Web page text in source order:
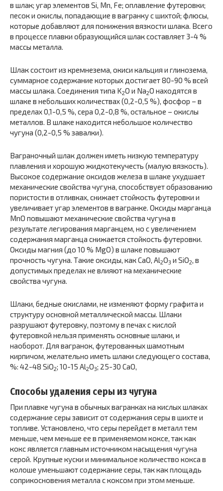
в шлак; угар элементов Si, Mn, Fe; оплавление футеровки;
песок и окислы, попадающие в вагранку с шихтой; флюсы,
которые добавляют для понижения вязкости шлака. Всего
в процессе плавки образующийся шлак составляет 3-4 %
массы металла.
Шлак состоит из кремнезема, окиси кальция и глинозема,
суммарное содержание которых достигает 80-90 % всей
массы шлака. Соединения типа K2O и Na2O находятся в
шлаке в небольших количествах (0,2-0,5 %), фосфор – в
пределах 0,1-0,5 %, сера 0,2-0,8 %, остальное – окислы
металлов. В шлаке находится небольшое количество
чугуна (0,2-0,5 % завалки).
Ваграночный шлак должен иметь низкую температуру
плавления и хорошую жидкотекучесть (малую вязкость).
Высокое содержание оксидов железа в шлаке ухудшает
механические свойства чугуна, способствует образованию
пористости в отливках, снижает стойкость футеровки и
увеличивает угар элементов в вагранке. Оксиды марганца
MnO повышают механические свойства чугуна в
результате легирования марганцем, но с увеличением
содержания марганца снижается стойкость футеровки.
Оксиды магния (до 10 % MgO) в шлаке повышают
прочность чугуна. Такие оксиды, как CaO, Al2O3 и SiO2, в
допустимых пределах не влияют на механические
свойства чугуна.
Шлаки, бедные окислами, не изменяют форму графита и
структуру основной металлической массы. Шлаки
разрушают футеровку, поэтому в печах с кислой
футеровкой нельзя применять основные шлаки, и
наоборот. Для вагранок, футерованных шамотным
кирпичом, желательно иметь шлаки следующего состава,
%: 42-48 SiO2; 10-15 Al2O3; 25-30 CaO,
Способы удаления серы из чугуна
При плавке чугуна в обычных вагранках на кислых шлаках
содержание серы зависит от содержания серы в шихте и
топливе. Установлено, что серы перейдет в металл тем
меньше, чем меньше ее в применяемом коксе, так как
кокс является главным источником насыщения чугуна
серой. Крупные куски и минимальное количество кокса в
колоше уменьшают содержание серы, так как площадь
соприкосновения металла с коксом при этом меньше.